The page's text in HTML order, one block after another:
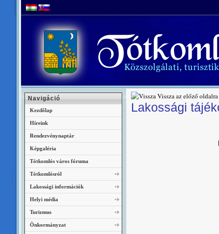
Vissza az előző oldalra
Lakossági
Navigáció
Kezdőlap
Híreink
Rendezvénynaptár
Képgaléria
Tótkomlós város fóruma
Tótkomlósról
Lakossági információk
Helyi média
Turizmus
Önkormányzat